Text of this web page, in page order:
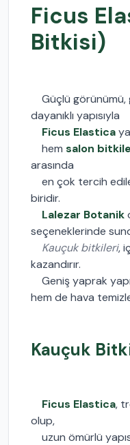
Ficus
Bitkisi)
Güçlü görünümü,
dayanıklı yapısıyla
Ficus Elastica
hem salon
arasında
en çok tercih
biridir.
Lalezar Botanik
seçeneklerinde
Kauçuk bitkileri,
kazandırır.
Geniş yaprak
hem de hava
Kauçuk
Ficus Elastica,
olup,
uzun ömürlü